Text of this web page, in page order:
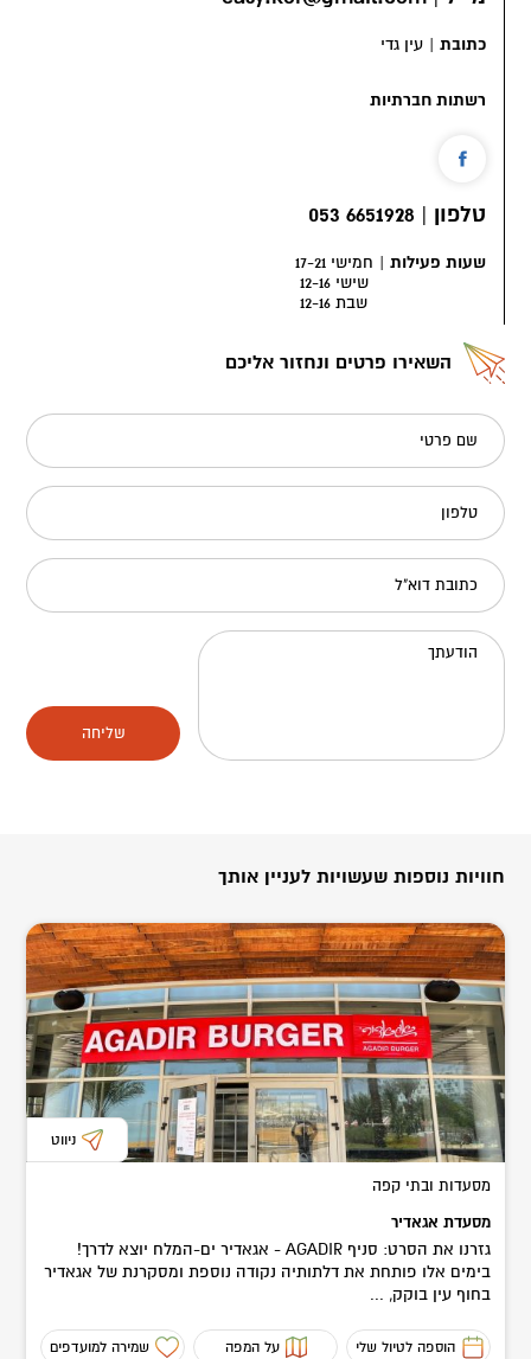
כתובת | עין גדי
רשתות חברתיות
טלפון |
6651928 053
שעות פעילות | חמישי 17-21
שישי 12-16
שבת 12-16
השאירו פרטים ונחזור אליכם
שם פרטי
טלפון
כתובת דוא"ל
הודעתך
שליחה
חוויות נוספות שעשויות לעניין אותך
ניווט
מסעדות ובתי קפה
מסעדת אגאדיר
גזרנו את הסרט: סניף AGADIR - אגאדיר ים-המלח יוצא לדרך!
בימים אלו פותחת את דלתותיה נקודה נוספת ומסקרנת של אגאדיר
בחוף עין בוקק, ...
הוספה לטיול שלי על המפה שמירה למועדפים